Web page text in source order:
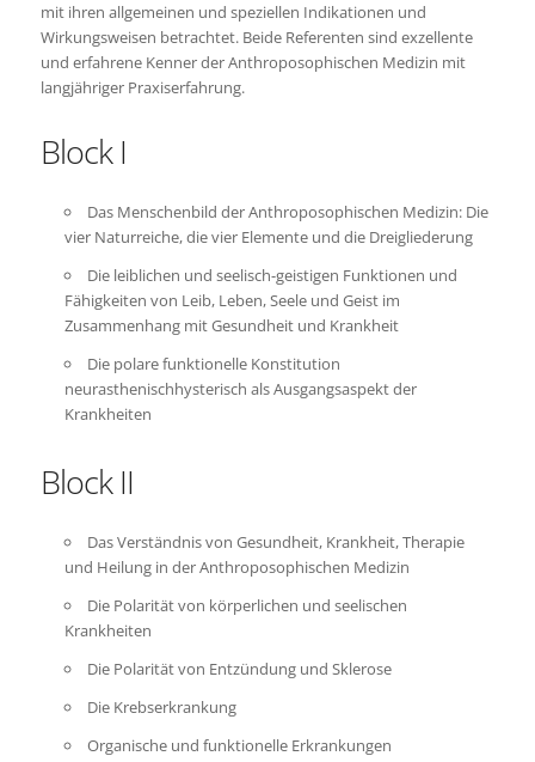
mit ihren allgemeinen und speziellen Indikationen und
Wirkungsweisen betrachtet. Beide Referenten sind exzellente
und erfahrene Kenner der Anthroposophischen Medizin mit
langjähriger Praxiserfahrung.
Block I
Das Menschenbild der Anthroposophischen Medizin: Die
vier Naturreiche, die vier Elemente und die Dreigliederung
Die leiblichen und seelisch-geistigen Funktionen und
Fähigkeiten von Leib, Leben, Seele und Geist im
Zusammenhang mit Gesundheit und Krankheit
Die polare funktionelle Konstitution
neurasthenischhysterisch als Ausgangsaspekt der
Krankheiten
Block II
Das Verständnis von Gesundheit, Krankheit, Therapie
und Heilung in der Anthroposophischen Medizin
Die Polarität von körperlichen und seelischen
Krankheiten
Die Polarität von Entzündung und Sklerose
Die Krebserkrankung
Organische und funktionelle Erkrankungen